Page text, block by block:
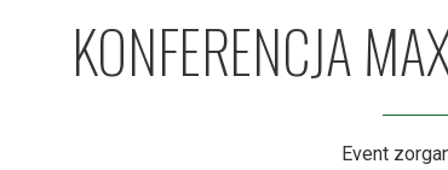
KONFERENCJA
Event